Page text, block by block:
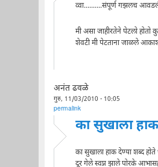
व्वा..........संपूर्ण गझलच
मी असा जाहीरतेने पेटलो होतो
शेवटी मी पेटताना जाळले
अनंत ढवळे
गुरु, 11/03/2010 - 10:05
permalink
का सुखाला
का सुखाला हाक देण्या शब्द होते
दूर गेले स्वप्न झाले पोरके